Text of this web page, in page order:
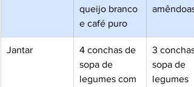
queijo branco
e café puro
amêndoas
Jantar
4 conchas de
sopa de
legumes com
3
sopa de
legumes